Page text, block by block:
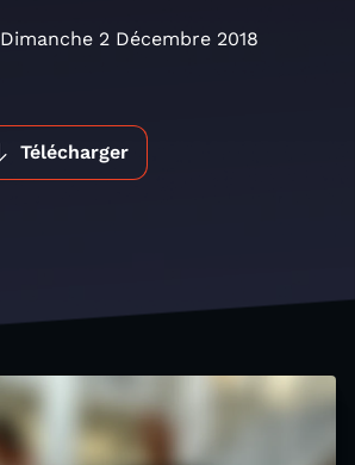
Dimanche 2 Décembre 2018
Télécharger